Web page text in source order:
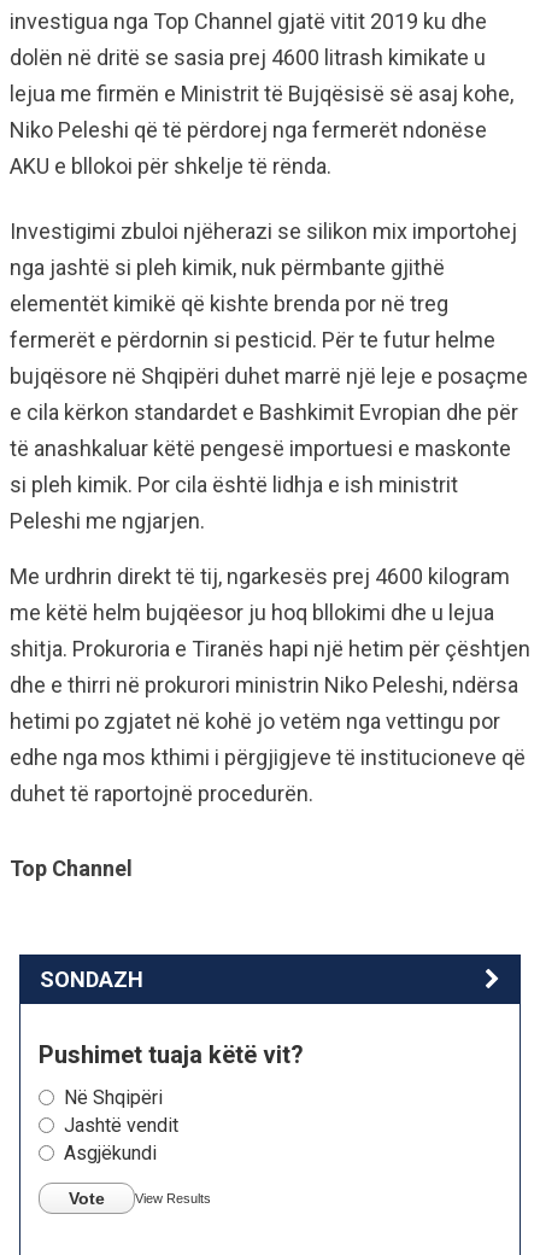
investigua nga Top Channel gjatë vitit 2019 ku dhe
dolën në dritë se sasia prej 4600 litrash kimikate u
lejua me firmën e Ministrit të Bujqësisë së asaj kohe,
Niko Peleshi që të përdorej nga fermerët ndonëse
AKU e bllokoi për shkelje të rënda.
Investigimi zbuloi njëherazi se silikon mix importohej
nga jashtë si pleh kimik, nuk përmbante gjithë
elementët kimikë që kishte brenda por në treg
fermerët e përdornin si pesticid. Për te futur helme
bujqësore në Shqipëri duhet marrë një leje e posaçme
e cila kërkon standardet e Bashkimit Evropian dhe për
të anashkaluar këtë pengesë importuesi e maskonte
si pleh kimik. Por cila është lidhja e ish ministrit
Peleshi me ngjarjen.
Me urdhrin direkt të tij, ngarkesës prej 4600 kilogram
me këtë helm bujqëesor ju hoq bllokimi dhe u lejua
shitja. Prokuroria e Tiranës hapi një hetim për çështjen
dhe e thirri në prokurori ministrin Niko Peleshi, ndërsa
hetimi po zgjatet në kohë jo vetëm nga vettingu por
edhe nga mos kthimi i përgjigjeve të institucioneve që
duhet të raportojnë procedurën.
Top Channel
SONDAZH
Pushimet tuaja këtë vit?
Në Shqipëri
Jashtë vendit
Asgjëkundi
Vote View Results